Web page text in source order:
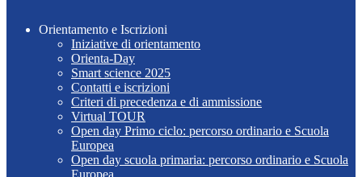
Orientamento e Iscrizioni
Iniziative di orientamento
Orienta-Day
Smart science 2025
Contatti e iscrizioni
Criteri di precedenza e di ammissione
Virtual TOUR
Open day Primo ciclo: percorso ordinario e Scuola
Europea
Open day scuola primaria: percorso ordinario e Scuola
Europea